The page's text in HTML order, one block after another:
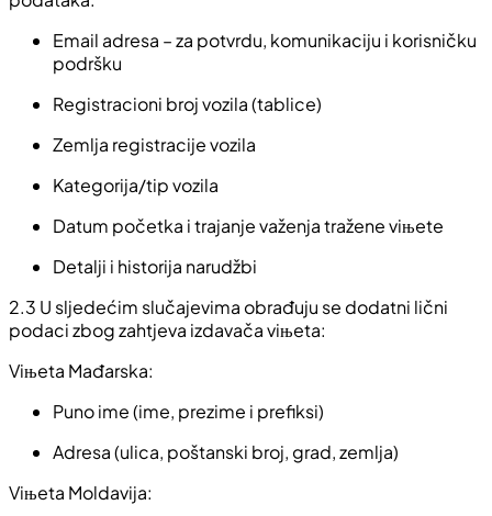
Email adresa – za potvrdu, komunikaciju i korisničku
podršku
Registracioni broj vozila (tablice)
Zemlja registracije vozila
Kategorija/tip vozila
Datum početka i trajanje važenja tražene viњete
Detalji i historija narudžbi
2.3 U sljedećim slučajevima obrađuju se dodatni lični
podaci zbog zahtjeva izdavača viњeta:
Viњeta Mađarska:
Puno ime (ime, prezime i prefiksi)
Adresa (ulica, poštanski broj, grad, zemlja)
Viњeta Moldavija: